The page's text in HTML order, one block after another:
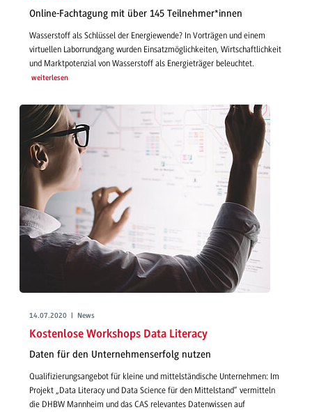
Online-Fachtagung mit über 145 Teilnehmer*innen
Wasserstoff als Schlüssel der Energiewende? In Vorträgen und einem
virtuellen Laborrundgang wurden Einsatzmöglichkeiten, Wirtschaftlichkeit
und Marktpotenzial von Wasserstoff als Energieträger beleuchtet.
weiterlesen
14.07.2020 | News
Kostenlose Workshops Data Literacy
Daten für den Unternehmenserfolg nutzen
Qualifizierungsangebot für kleine und mittelständische Unternehmen: Im
Projekt „Data Literacy und Data Science für den Mittelstand“ vermitteln
die DHBW Mannheim und das CAS relevantes Datenwissen auf